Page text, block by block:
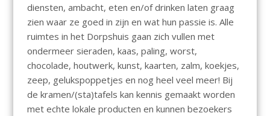
diensten, ambacht, eten en/of drinken laten graag
zien waar ze goed in zijn en wat hun passie is. Alle
ruimtes in het Dorpshuis gaan zich vullen met
ondermeer sieraden, kaas, paling, worst,
chocolade, houtwerk, kunst, kaarten, zalm, koekjes,
zeep, gelukspoppetjes en nog heel veel meer! Bij
de kramen/(sta)tafels kan kennis gemaakt worden
met echte lokale producten en kunnen bezoekers